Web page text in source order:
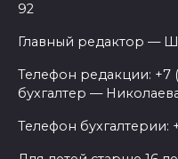
92
Главный редактор —
Телефон редакции: +7
бухгалтер —
Телефон бухгалтерии: